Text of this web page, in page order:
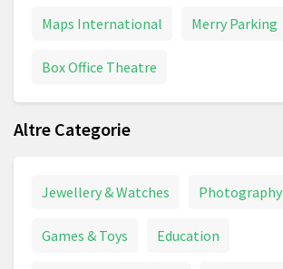
Maps International Merry Parking
Box Office Theatre
Altre Categorie
Jewellery & Watches Photography
Games & Toys Education